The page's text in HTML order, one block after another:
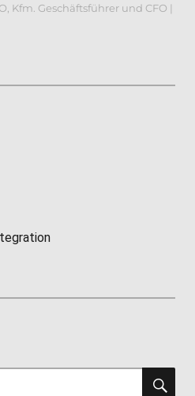
Kfm. Geschäftsführer und CFO |